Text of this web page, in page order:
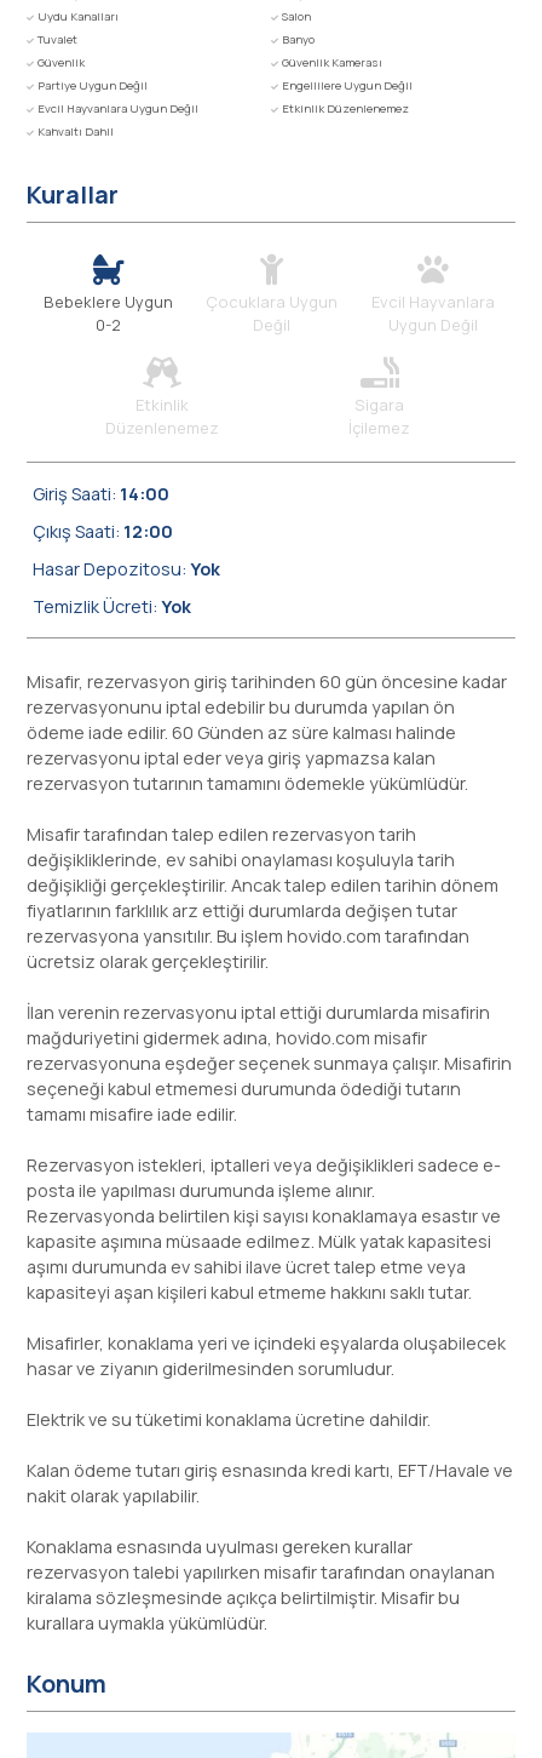
Uydu Kanalları
Salon
Tuvalet
Banyo
Güvenlik
Güvenlik Kamerası
Partiye Uygun Değil
Engellilere Uygun Değil
Evcil Hayvanlara Uygun Değil
Etkinlik Düzenlenemez
Kahvaltı Dahil
Kurallar
Bebeklere Uygun
0-2
Çocuklara Uygun
Değil
Evcil Hayvanlara
Uygun Değil
Etkinlik
Düzenlenemez
Sigara
İçilemez
Giriş Saati: 14:00
Çıkış Saati: 12:00
Hasar Depozitosu: Yok
Temizlik Ücreti: Yok
Misafir, rezervasyon giriş tarihinden 60 gün öncesine kadar
rezervasyonunu iptal edebilir bu durumda yapılan ön
ödeme iade edilir. 60 Günden az süre kalması halinde
rezervasyonu iptal eder veya giriş yapmazsa kalan
rezervasyon tutarının tamamını ödemekle yükümlüdür.
Misafir tarafından talep edilen rezervasyon tarih
değişikliklerinde, ev sahibi onaylaması koşuluyla tarih
değişikliği gerçekleştirilir. Ancak talep edilen tarihin dönem
fiyatlarının farklılık arz ettiği durumlarda değişen tutar
rezervasyona yansıtılır. Bu işlem hovido.com tarafından
ücretsiz olarak gerçekleştirilir.
İlan verenin rezervasyonu iptal ettiği durumlarda misafirin
mağduriyetini gidermek adına, hovido.com misafir
rezervasyonuna eşdeğer seçenek sunmaya çalışır. Misafirin
seçeneği kabul etmemesi durumunda ödediği tutarın
tamamı misafire iade edilir.
Rezervasyon istekleri, iptalleri veya değişiklikleri sadece e-
posta ile yapılması durumunda işleme alınır.
Rezervasyonda belirtilen kişi sayısı konaklamaya esastır ve
kapasite aşımına müsaade edilmez. Mülk yatak kapasitesi
aşımı durumunda ev sahibi ilave ücret talep etme veya
kapasiteyi aşan kişileri kabul etmeme hakkını saklı tutar.
Misafirler, konaklama yeri ve içindeki eşyalarda oluşabilecek
hasar ve ziyanın giderilmesinden sorumludur.
Elektrik ve su tüketimi konaklama ücretine dahildir.
Kalan ödeme tutarı giriş esnasında kredi kartı, EFT/Havale ve
nakit olarak yapılabilir.
Konaklama esnasında uyulması gereken kurallar
rezervasyon talebi yapılırken misafir tarafından onaylanan
kiralama sözleşmesinde açıkça belirtilmiştir. Misafir bu
kurallara uymakla yükümlüdür.
Konum